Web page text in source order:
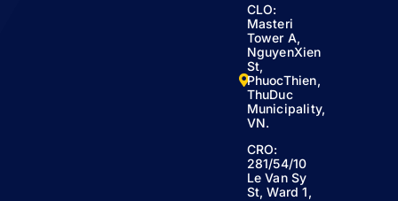
CLO:
Masteri
Tower A,
NguyenXien
St,
PhuocThien,
ThuDuc
Municipality,
VN.
CRO:
281/54/10
Le Van Sy
St, Ward 1,